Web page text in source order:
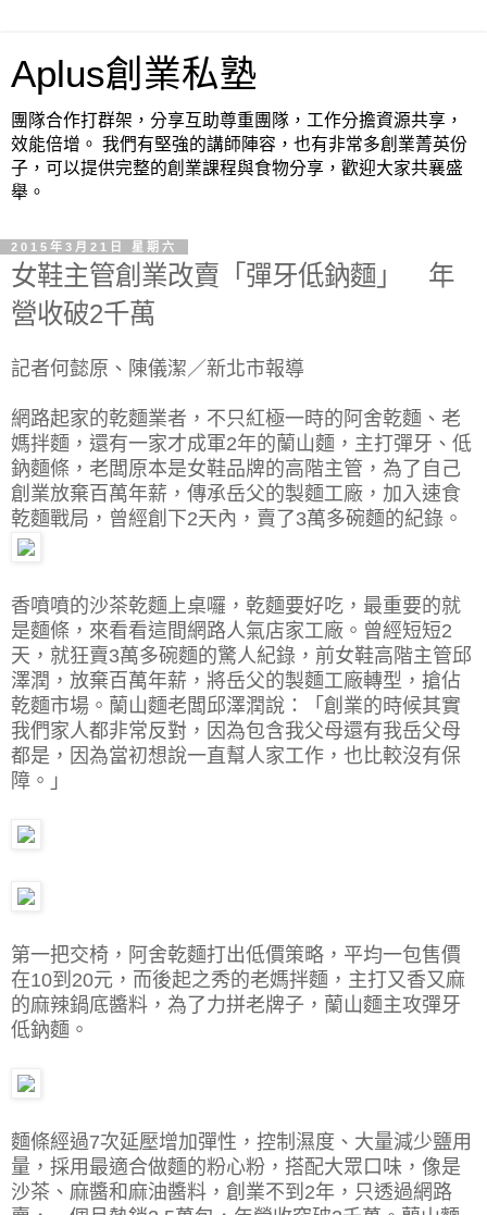
Aplus創業私塾
團隊合作打群架，分享互助尊重團隊，工作分擔資源共享，
效能倍增。 我們有堅強的講師陣容，也有非常多創業菁英份
子，可以提供完整的創業課程與食物分享，歡迎大家共襄盛
舉。
2015年3月21日 星期六
女鞋主管創業改賣「彈牙低鈉麵」 年
營收破2千萬
記者何懿原、陳儀潔／新北市報導
網路起家的乾麵業者，不只紅極一時的阿舍乾麵、老
媽拌麵，還有一家才成軍2年的蘭山麵，主打彈牙、低
鈉麵條，老闆原本是女鞋品牌的高階主管，為了自己
創業放棄百萬年薪，傳承岳父的製麵工廠，加入速食
乾麵戰局，曾經創下2天內，賣了3萬多碗麵的紀錄。
香噴噴的沙茶乾麵上桌囉，乾麵要好吃，最重要的就
是麵條，來看看這間網路人氣店家工廠。曾經短短2
天，就狂賣3萬多碗麵的驚人紀錄，前女鞋高階主管邱
澤潤，放棄百萬年薪，將岳父的製麵工廠轉型，搶佔
乾麵市場。蘭山麵老闆邱澤潤說：「創業的時候其實
我們家人都非常反對，因為包含我父母還有我岳父母
都是，因為當初想說一直幫人家工作，也比較沒有保
障。」
第一把交椅，阿舍乾麵打出低價策略，平均一包售價
在10到20元，而後起之秀的老媽拌麵，主打又香又麻
的麻辣鍋底醬料，為了力拼老牌子，蘭山麵主攻彈牙
低鈉麵。
麵條經過7次延壓增加彈性，控制濕度、大量減少鹽用
量，採用最適合做麵的粉心粉，搭配大眾口味，像是
沙茶、麻醬和麻油醬料，創業不到2年，只透過網路